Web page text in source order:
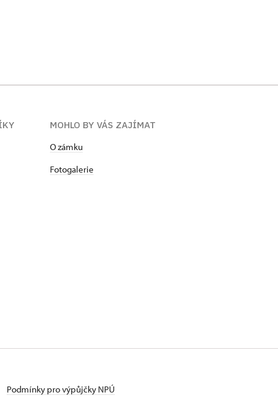
MOHLO BY VÁS ZAJÍMAT
​​​​​​O zámku
Fotogalerie
Podmínky pro výpůjčky NPÚ